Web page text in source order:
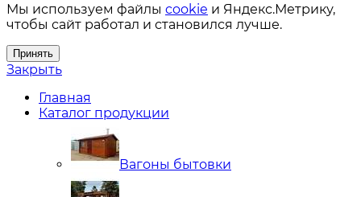
Мы используем файлы cookie и Яндекс.Метрику,
чтобы сайт работал и становился лучше.
Принять
Закрыть
Главная
Каталог продукции
Вагоны бытовки